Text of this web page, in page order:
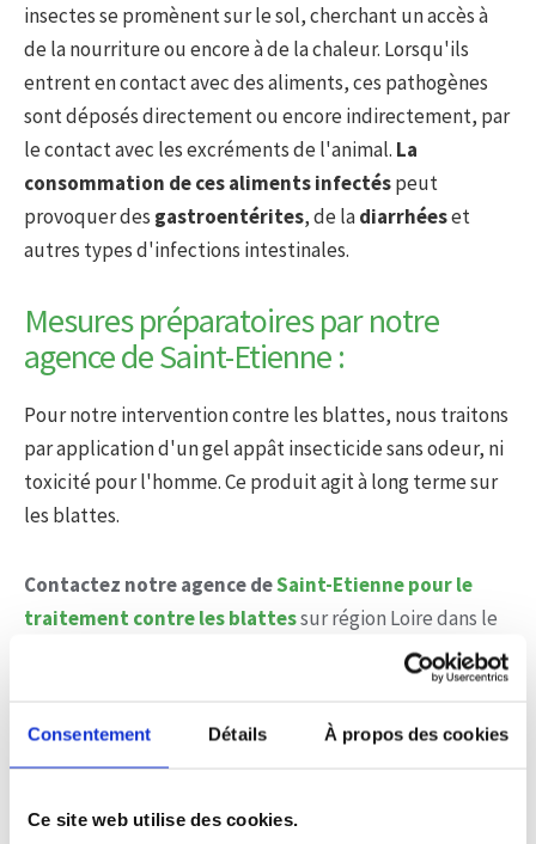
Consentement Détails À propos des cookies
Ce site web utilise des cookies.
insectes se promènent sur le sol, cherchant un accès à
de la nourriture ou encore à de la chaleur. Lorsqu'ils
entrent en contact avec des aliments, ces pathogènes
sont déposés directement ou encore indirectement, par
le contact avec les excréments de l'animal. La
consommation de ces aliments infectéspeut
provoquer des gastroentérites, de ladiarrhéeset
autres types d'infections intestinales.
Mesures préparatoires par notre
agence de Saint-Etienne :
Pour notre intervention contre les blattes, nous traitons
par application d'un gel appât insecticide sans odeur, ni
toxicité pour l'homme. Ce produit agit à long terme sur
les blattes.
Contactez notre agence deSaint-Etienne pour le
traitement contre les blattessur région Loire dans le
📍 Adresse :Imm. l'Horizon – 3 rue J. Constant Milleret,